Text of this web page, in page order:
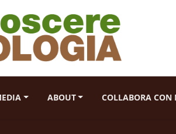
ABOUT COLLABORA CON